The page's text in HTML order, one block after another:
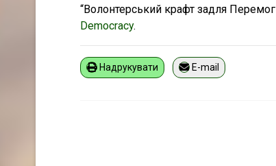
“Волонтерський крафт задля
Democracy.
Надрукувати E-mail